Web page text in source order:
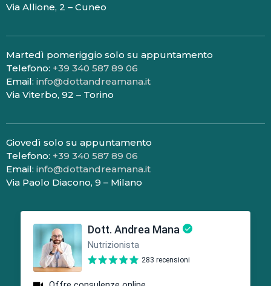
Via Allione, 2 – Cuneo
Martedì pomeriggio solo su appuntamento
Telefono: +39 340 587 89 06
Email: info@dottandreamana.it
Via Viterbo, 92 – Torino
Giovedì solo su appuntamento
Telefono: +39 340 587 89 06
Email: info@dottandreamana.it
Via Paolo Diacono, 9 – Milano